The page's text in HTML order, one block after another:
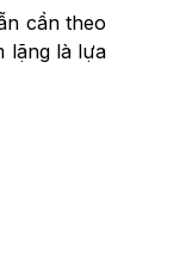
cần theo
lặng là lựa